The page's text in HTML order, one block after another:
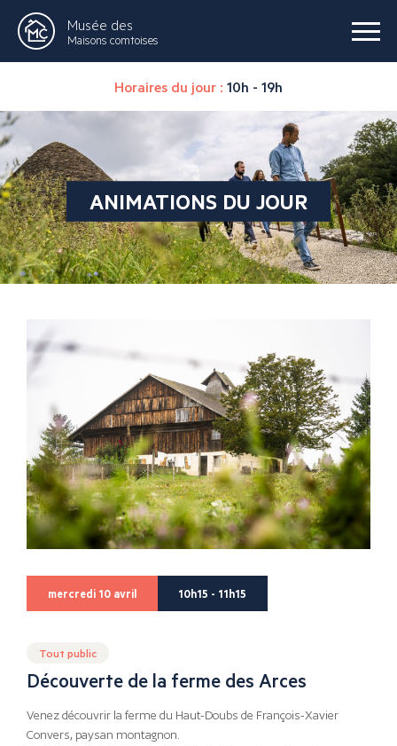
Musée des
Maisons comtoises
Horaires du jour : 10h - 19h
ANIMATIONS DU JOUR
mercredi 10 avril 10h15 - 11h15
Tout public
Découverte de la ferme des Arces
Venez découvrir la ferme du Haut-Doubs de François-Xavier
Convers, paysan montagnon.